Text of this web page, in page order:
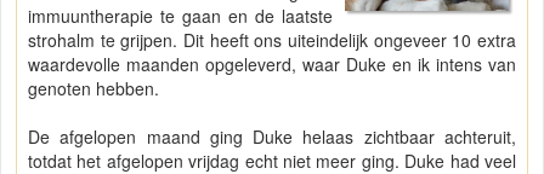
immuuntherapie te gaan en de laatste
strohalm te grijpen. Dit heeft ons uiteindelijk ongeveer 10 extra
waardevolle maanden opgeleverd, waar Duke en ik intens van
genoten hebben.
De afgelopen maand ging Duke helaas zichtbaar achteruit,
totdat het afgelopen vrijdag echt niet meer ging. Duke had veel